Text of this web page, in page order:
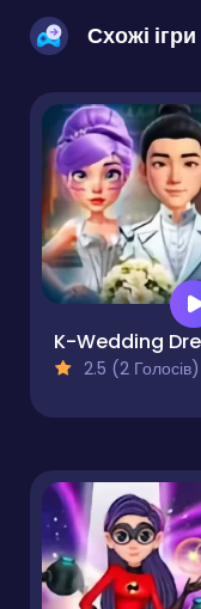
Схожі ігри
2.5 (2 Голосів)